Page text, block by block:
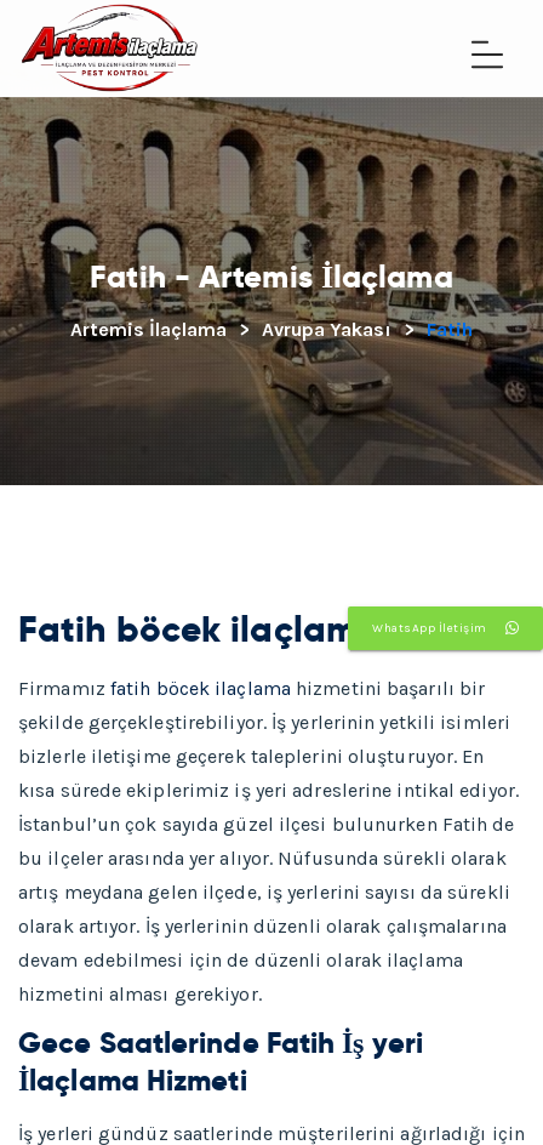
Fatih - Artemis İlaçlama
Artemis İlaçlama > Avrupa Yakası > Fatih
Fatih böcek ilaçlama
Firmamız fatih böcek ilaçlama hizmetini başarılı bir
şekilde gerçekleştirebiliyor. İş yerlerinin yetkili isimleri
bizlerle iletişime geçerek taleplerini oluşturuyor. En
kısa sürede ekiplerimiz iş yeri adreslerine intikal ediyor.
İstanbul’un çok sayıda güzel ilçesi bulunurken Fatih de
bu ilçeler arasında yer alıyor. Nüfusunda sürekli olarak
artış meydana gelen ilçede, iş yerlerini sayısı da sürekli
olarak artıyor. İş yerlerinin düzenli olarak çalışmalarına
devam edebilmesi için de düzenli olarak ilaçlama
hizmetini alması gerekiyor.
Gece Saatlerinde Fatih İş yeri
İlaçlama Hizmeti
İş yerleri gündüz saatlerinde müşterilerini ağırladığı için
WhatsApp İletişim